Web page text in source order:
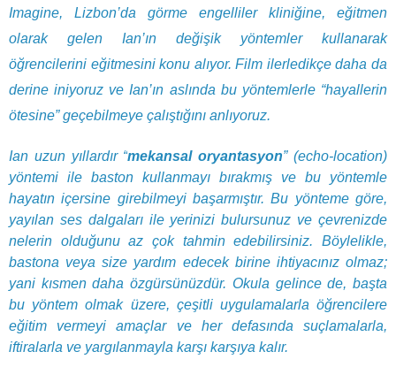
Imagine, Lizbon’da görme engelliler kliniğine, eğitmen
olarak gelen Ian’ın değişik yöntemler kullanarak
öğrencilerini eğitmesini konu alıyor. Film ilerledikçe daha da
derine iniyoruz ve Ian’ın aslında bu yöntemlerle “hayallerin
ötesine” geçebilmeye çalıştığını anlıyoruz.
Ian uzun yıllardır “mekansal oryantasyon” (echo-location)
yöntemi ile baston kullanmayı bırakmış ve bu yöntemle
hayatın içersine girebilmeyi başarmıştır. Bu yönteme göre,
yayılan ses dalgaları ile yerinizi bulursunuz ve çevrenizde
nelerin olduğunu az çok tahmin edebilirsiniz. Böylelikle,
bastona veya size yardım edecek birine ihtiyacınız olmaz;
yani kısmen daha özgürsünüzdür. Okula gelince de, başta
bu yöntem olmak üzere, çeşitli uygulamalarla öğrencilere
eğitim vermeyi amaçlar ve her defasında suçlamalarla,
iftiralarla ve yargılanmayla karşı karşıya kalır.